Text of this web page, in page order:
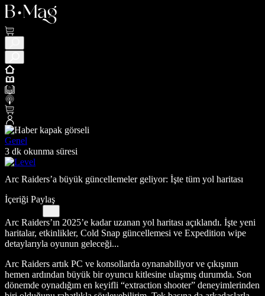
Genel
3 dk okunma süresi
Arc Raiders’a büyük güncellemeler geliyor: İşte tüm yol haritası
İçeriği Paylaş
Arc Raiders’ın 2025’e kadar uzanan yol haritası açıklandı. İşte yeni
haritalar, etkinlikler, Cold Snap güncellemesi ve Expedition wipe
detaylarıyla oyunun geleceği...
Arc Raiders artık PC ve konsollarda oynanabiliyor ve çıkışının
hemen ardından büyük bir oyuncu kitlesine ulaşmış durumda. Son
dönemde oynadığım en keyifli “extraction shooter” deneyimlerinden